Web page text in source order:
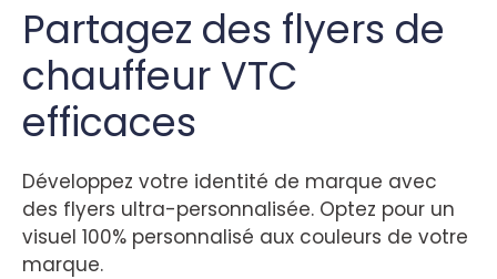
Partagez des flyers de
chauffeur VTC
efficaces
Développez votre identité de marque avec
des flyers ultra-personnalisée. Optez pour un
visuel 100% personnalisé aux couleurs de votre
marque.